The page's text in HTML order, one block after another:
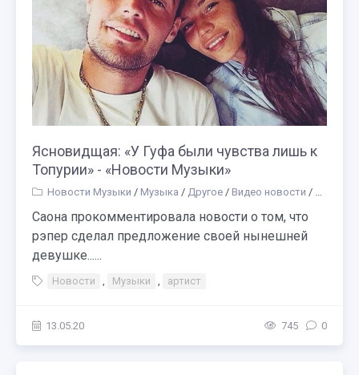
Ясновидщая: «У Гуфа были чувства лишь к
Топурии» - «Новости Музыки»
Новости Музыки / Музыка / Другое / Видео новости / Куда
Саона прокомментировала новости о том, что
рэпер сделал предложение своей нынешней
девушке......
Новости , Музыки , артист
13.05.20 745 0